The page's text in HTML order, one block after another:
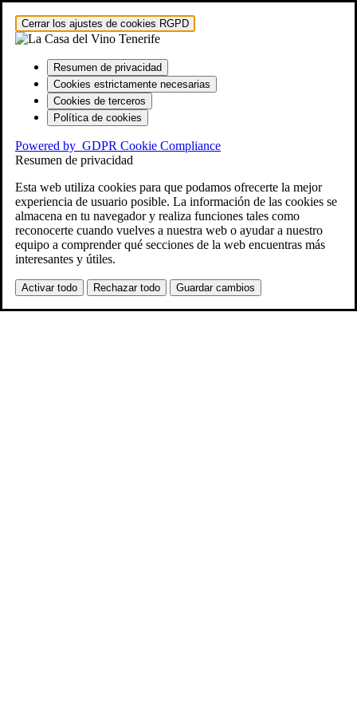
Cerrar los ajustes de cookies RGPD
Resumen de privacidad
Cookies estrictamente necesarias
Cookies de terceros
Política de cookies
Powered by GDPR Cookie Compliance
Resumen de privacidad
Esta web utiliza cookies para que podamos ofrecerte la mejor
experiencia de usuario posible. La información de las cookies se
almacena en tu navegador y realiza funciones tales como
reconocerte cuando vuelves a nuestra web o ayudar a nuestro
equipo a comprender qué secciones de la web encuentras más
interesantes y útiles.
Activar todo Rechazar todo Guardar cambios